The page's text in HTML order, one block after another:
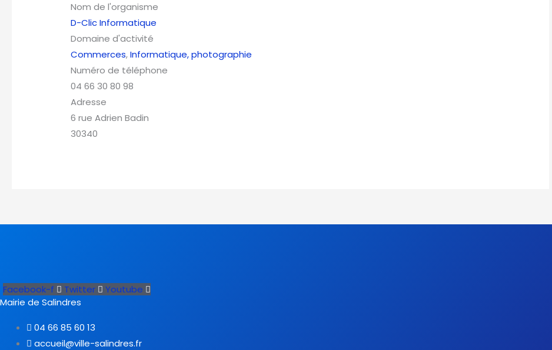
Nom de l'organisme
D-Clic Informatique
Domaine d'activité
Commerces,Informatique, photographie
Numéro de téléphone
04 66 30 80 98
Adresse
6 rue Adrien Badin
30340
Facebook-f Twitter
Youtube
Mairie de Salindres
04 66 85 60 13
accueil@ville-salindres.fr